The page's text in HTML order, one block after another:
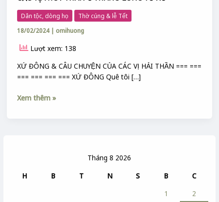
Tháng 8 2026
H
B T N S B
C
1
2
Dân tộc, dòng họ
Thờ cúng & lễ Tết
18/02/2024 | omihuong
Lượt xem: 138
XỨ ĐÔNG & CÂU CHUYỆN CỦA CÁC VỊ HẢI THẦN === ===
=== === === === XỨ ĐÔNG Quê tôi […]
Xem thêm »